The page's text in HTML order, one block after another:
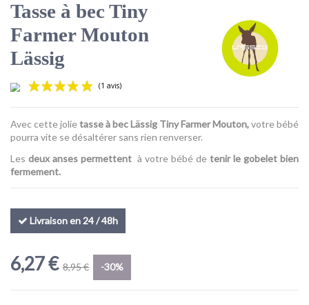
Tasse à bec Tiny
Farmer Mouton
Lässig
Avec cette jolietasse à bec Lässig Tiny Farmer Mouton,votre bébé
pourra vite se désaltérer sans rien renverser.
Les deux anses permettent à votre bébé de tenir le gobelet bien
fermement.
Livraison en 24 / 48h
6,27 € 8,95 € -30%